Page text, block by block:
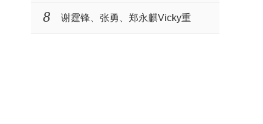
陷“五限循环”全员入局···
8 谢霆锋、张勇、郑永麒Vicky重